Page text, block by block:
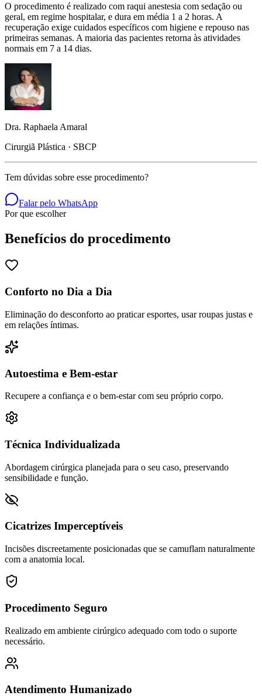
O procedimento é realizado com raqui anestesia com sedação ou
geral, em regime hospitalar, e dura em média 1 a 2 horas. A
recuperação exige cuidados específicos com higiene e repouso nas
primeiras semanas. A maioria das pacientes retorna às atividades
normais em 7 a 14 dias.
Dra. Raphaela Amaral
Cirurgiã Plástica · SBCP
Tem dúvidas sobre esse procedimento?
Falar pelo WhatsApp
Por que escolher
Benefícios do procedimento
Conforto no Dia a Dia
Eliminação do desconforto ao praticar esportes, usar roupas justas e
em relações íntimas.
Autoestima e Bem-estar
Recupere a confiança e o bem-estar com seu próprio corpo.
Técnica Individualizada
Abordagem cirúrgica planejada para o seu caso, preservando
sensibilidade e função.
Cicatrizes Imperceptíveis
Incisões discreetamente posicionadas que se camuflam naturalmente
com a anatomia local.
Procedimento Seguro
Realizado em ambiente cirúrgico adequado com todo o suporte
necessário.
Atendimento Humanizado